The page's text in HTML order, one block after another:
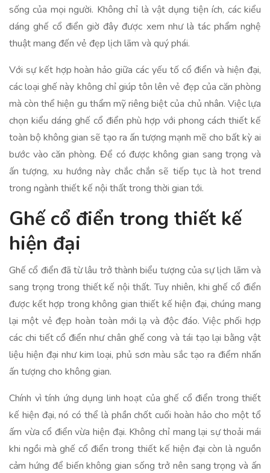
sống của mọi người. Không chỉ là vật dụng tiện ích, các kiểu
dáng ghế cổ điển giờ đây được xem như là tác phẩm nghệ
thuật mang đến vẻ đẹp lịch lãm và quý phái.
Với sự kết hợp hoàn hảo giữa các yếu tố cổ điển và hiện đại,
các loại ghế này không chỉ giúp tôn lên vẻ đẹp của căn phòng
mà còn thể hiện gu thẩm mỹ riêng biệt của chủ nhân. Việc lựa
chọn kiểu dáng ghế cổ điển phù hợp với phong cách thiết kế
toàn bộ không gian sẽ tạo ra ấn tượng mạnh mẽ cho bất kỳ ai
bước vào căn phòng. Để có được không gian sang trọng và
ấn tượng, xu hướng này chắc chắn sẽ tiếp tục là hot trend
trong ngành thiết kế nội thất trong thời gian tới.
Ghế cổ điển trong thiết kế
hiện đại
Ghế cổ điển đã từ lâu trở thành biểu tượng của sự lịch lãm và
sang trọng trong thiết kế nội thất. Tuy nhiên, khi ghế cổ điển
được kết hợp trong không gian thiết kế hiện đại, chúng mang
lại một vẻ đẹp hoàn toàn mới lạ và độc đáo. Việc phối hợp
các chi tiết cổ điển như chân ghế cong và tái tạo lại bằng vật
liệu hiện đại như kim loại, phủ sơn màu sắc tạo ra điểm nhấn
ấn tượng cho không gian.
Chính vì tính ứng dụng linh hoạt của ghế cổ điển trong thiết
kế hiện đại, nó có thể là phần chốt cuối hoàn hảo cho một tổ
ấm vừa cổ điển vừa hiện đại. Không chỉ mang lại sự thoải mái
khi ngồi mà ghế cổ điển trong thiết kế hiện đại còn là nguồn
cảm hứng để biến không gian sống trở nên sang trọng và ấn